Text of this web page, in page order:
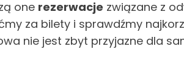
one rezerwacje związane z
za bilety i sprawdźmy
nie jest zbyt przyjazne dla